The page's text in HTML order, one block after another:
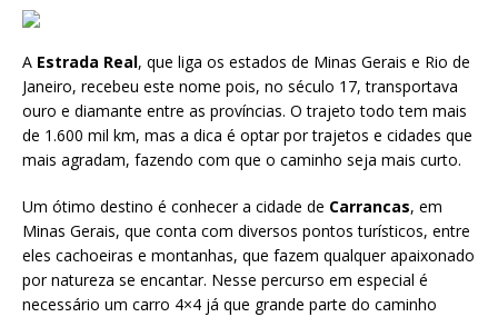
A Estrada Real, que liga os estados de Minas Gerais e Rio de
Janeiro, recebeu este nome pois, no século 17, transportava
ouro e diamante entre as províncias. O trajeto todo tem mais
de 1.600 mil km, mas a dica é optar por trajetos e cidades que
mais agradam, fazendo com que o caminho seja mais curto.
Um ótimo destino é conhecer a cidade de Carrancas, em
Minas Gerais, que conta com diversos pontos turísticos, entre
eles cachoeiras e montanhas, que fazem qualquer apaixonado
por natureza se encantar. Nesse percurso em especial é
necessário um carro 4×4 já que grande parte do caminho